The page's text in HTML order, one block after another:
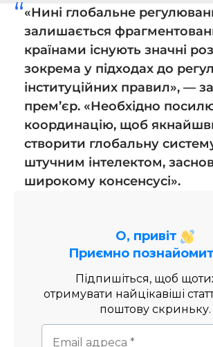
«Нині глобальне
залишається
країнами існують значні
зокрема у підходах до
інституційних правил», —
прем’єр. «Необхідно
координацію, щоб
створити глобальну
штучним інтелектом,
широкому консенсусі».
О, привіт
Приємно
Підпишіться, щоб
отримувати найцікавіші
поштову скриньку.